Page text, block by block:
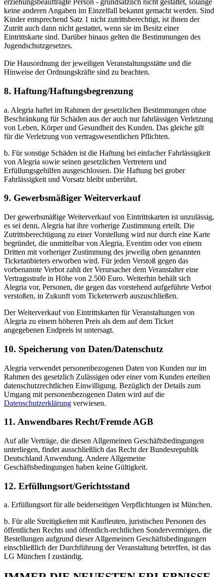
erziehungsbeauftragte Person - grundsätzlich nicht gestattet, solange
keine anderen Angaben im Einzelfall bekannt gemacht werden. Sind
Kinder entsprechend Satz 1 nicht zutrittsberechtigt, ist ihnen der
Zutritt auch dann nicht gestattet, wenn sie im Besitz einer
Eintrittskarte sind. Darüber hinaus gelten die Bestimmungen des
Jugendschutzgesetzes.
Die Hausordnung der jeweiligen Veranstaltungsstätte und die
Hinweise der Ordnungskräfte sind zu beachten.
8. Haftung/Haftungsbegrenzung
a. Alegria haftet im Rahmen der gesetzlichen Bestimmungen ohne
Beschränkung für Schäden aus der auch nur fahrlässigen Verletzung
von Leben, Körper und Gesundheit des Kunden. Das gleiche gilt
für die Verletzung von vertragswesentlichen Pflichten.
b. Für sonstige Schäden ist die Haftung bei einfacher Fahrlässigkeit
von Alegria sowie seinen gesetzlichen Vertretern und
Erfüllungsgehilfen ausgeschlossen. Die Haftung bei grober
Fahrlässigkeit und Vorsatz bleibt unberührt.
9. Gewerbsmäßiger Weiterverkauf
Der gewerbsmäßige Weiterverkauf von Eintrittskarten ist unzulässig,
es sei denn, Alegria hat ihre vorherige Zustimmung erteilt. Die
Zutrittsberechtigung zu einer Vorstellung wird nur durch eine Karte
begründet, die unmittelbar von Alegria, Eventim oder von einem
Dritten mit vorheriger Zustimmung des jeweilig oben genannten
Ticketanbieters erworben wird. Für jeden Verstoß gegen das
vorbenannte Verbot zahlt der Verursacher dem Veranstalter eine
Vertragsstrafe in Höhe von 2.500 Euro. Weiterhin behält sich
Alegria vor, Personen, die gegen das vorstehend aufgeführte Verbot
verstoßen, in Zukunft vom Ticketerwerb auszuschließen.
Der Weiterverkauf von Eintrittskarten für Veranstaltungen von
Alegria zu einem höheren Preis als dem auf dem Ticket
angegebenen Endpreis ist untersagt.
10. Speicherung von Daten/Datenschutz
Alegria verwendet personenbezogenen Daten von Kunden nur im
Rahmen des gesetzlich Zulässigen oder einer vom Kunden erteilten
datenschutzrechtlichen Einwilligung. Bezüglich der Details zum
Umgang mit personenbezogenen Daten wird auf die
Datenschutzerklärung verwiesen.
11. Anwendbares Recht/Fremde AGB
Auf alle Verträge, die diesen Allgemeinen Geschäftsbedingungen
unterliegen, findet ausschließlich das Recht der Bundesrepublik
Deutschland Anwendung. Andere Allgemeine
Geschäftsbedingungen haben keine Gültigkeit.
12. Erfüllungsort/Gerichtsstand
a. Erfüllungsort für alle beiderseitigen Verpflichtungen ist München.
b. Für alle Streitigkeiten mit Kaufleuten, juristischen Personen des
öffentlichen Rechts und öffentlich-rechtlichen Sondervermögen, die
Bestellungen aufgrund dieser Allgemeinen Geschäftsbedingungen
einschließlich der Durchführung der Veranstaltung betreffen, ist das
LG München I zuständig.